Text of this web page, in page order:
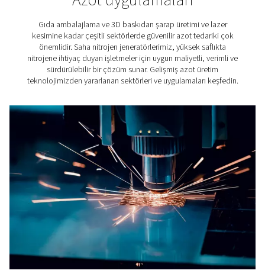
Tıpkı basınçlı hava gibi, çimento da etrafımızda
Modern dünyamız da onsuz düşünülemez. Bu nedenle,
havanın çimento yapımında önemli bir rol oynadığı
Bununla birlikte, çimento üretiminde basınçlı hava
standartları geçerlidir. Bunun nedeni, şartlandırılmamış
havanın nihai ürünü tehlikeye atabilmesidir.